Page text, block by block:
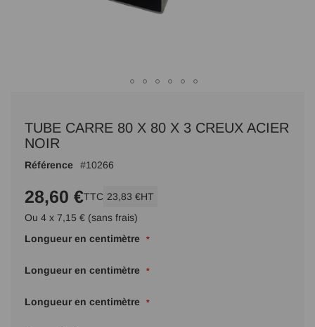
début
Galerie
TUBE CARRE 80 X 80 X 3 CREUX ACIER
NOIR
Référence 10266
28,60 €TTC 23,83 €HT
Ou 4 x 7,15 € (sans frais)
Longueur en centimètre
Longueur en centimètre
Longueur en centimètre